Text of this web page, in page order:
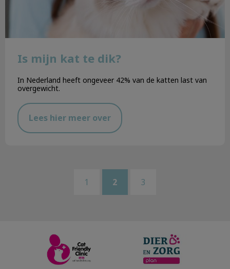
Is mijn kat te dik?
In Nederland heeft ongeveer 42% van de katten last van
overgewicht.
Lees hier meer over
1 2 3